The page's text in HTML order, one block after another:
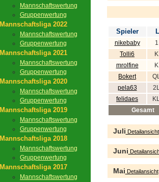
Mannschaftswertung
Gruppenwertung
Mannschaftsliga 2022
Mannschaftswertung
Gruppenwertung
Mannschaftsliga 2021
Mannschaftswertung
Gruppenwertung
Mannschaftsliga 2020
Mannschaftswertung
Gruppenwertung
Mannschaftsliga 2019
Mannschaftswertung
Gruppenwertung
Mannschaftsliga 2018
Mannschaftswertung
Gruppenwertung
Mannschaftsliga 2017
Mannschaftswertung
Spieler
nikebaby
Tolli6
mrolfine
Bokert
pela63
felidaes
Gesamt
Juli Detailansicht
Juni
Mai Detailansicht